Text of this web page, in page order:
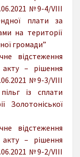
№9-4/VIII
плати за
на території
громади”
відстеження
акту – рішення
№9-3/VIII
із сплати
Золотоніської
відстеження
акту – рішення
№9-2/VIII